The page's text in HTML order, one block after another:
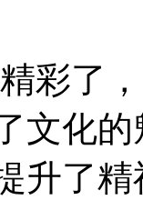
彩了
文化
升了